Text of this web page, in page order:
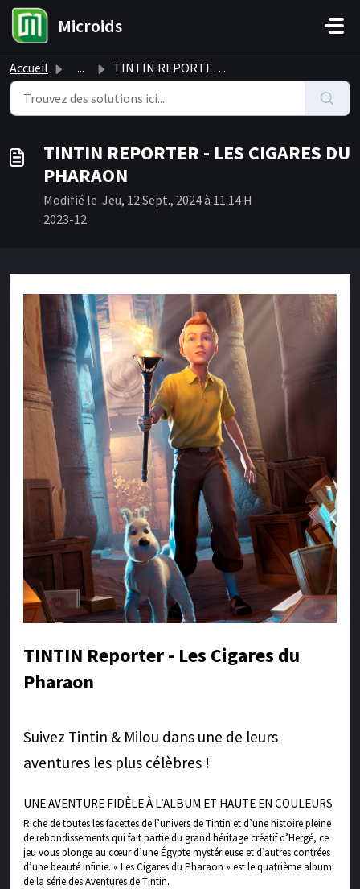
Passer au contenu principal
Microids
Accueil ... TINTIN REPORTER - LES CIGARES DU PHARAON
TINTIN REPORTER - LES CIGARES DU
PHARAON
Modifié le Jeu, 12 Sept., 2024 à 11:14 H
2023-12
TINTIN Reporter - Les Cigares du
Pharaon
Suivez Tintin & Milou dans une de leurs
aventures les plus célèbres !
UNE AVENTURE FIDÈLE À L’ALBUM ET HAUTE EN COULEURS
Riche de toutes les facettes de l’univers de Tintin et d’une histoire pleine
de rebondissements qui fait partie du grand héritage créatif d’Hergé, ce
jeu vous plonge au cœur d’une Égypte mystérieuse et d’autres contrées
d’une beauté infinie. « Les Cigares du Pharaon » est le quatrième album
de la série des Aventures de Tintin.